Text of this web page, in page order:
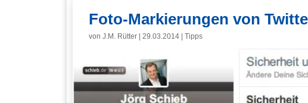
Foto-Markierungen von
von J.M. Rütter 29.03.2014 Tipps